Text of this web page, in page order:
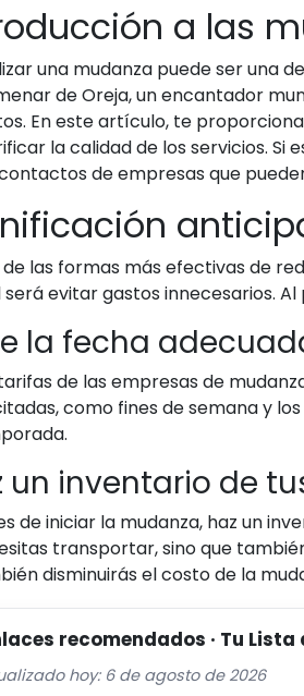
a las
una mudanza puede ser una
de Oreja, un encantador
En este artículo, te
la calidad de los servicios.
de empresas que
de las formas más efectivas de
será evitar gastos innecesarios.
la fecha
de las empresas de
como fines de semana y
un inventario de
de iniciar la mudanza, haz un
transportar, sino que
disminuirás el costo de la
recomendados · Tu Lista
hoy: 6 de agosto de 2026